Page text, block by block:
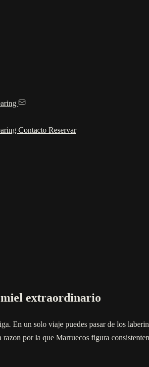
Contacto Reservar
miel extraordinario
En un solo viaje puedes pasar de los
por la que Marruecos figura